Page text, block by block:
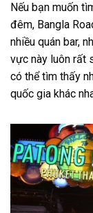
Nếu bạn muốn
đêm, Bangla
nhiều quán bar,
vực này luôn rất
có thể tìm thấy
quốc gia khác